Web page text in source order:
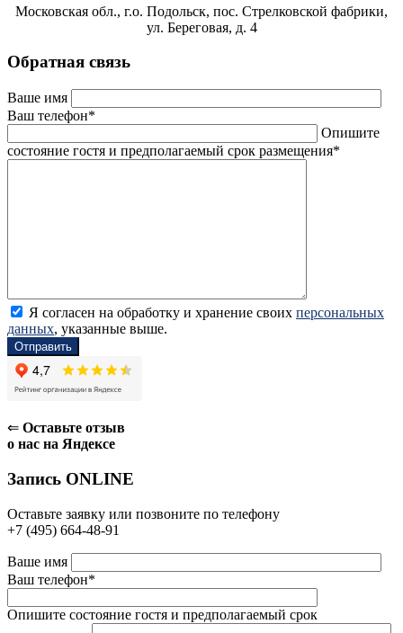
Московская обл., г.о. Подольск, пос. Стрелковской фабрики,
ул. Береговая, д. 4
Обратная связь
Ваше имя
Ваш телефон*
Опишите
состояние гостя и предполагаемый срок размещения*
Я согласен на обработку и хранение своих персональных
данных, указанные выше.
⇐ Оставьте отзыв
о нас на Яндексе
Запись ONLINE
Оставьте заявку или позвоните по телефону
+7 (495) 664-48-91
Ваше имя
Ваш телефон*
Опишите состояние гостя и предполагаемый срок